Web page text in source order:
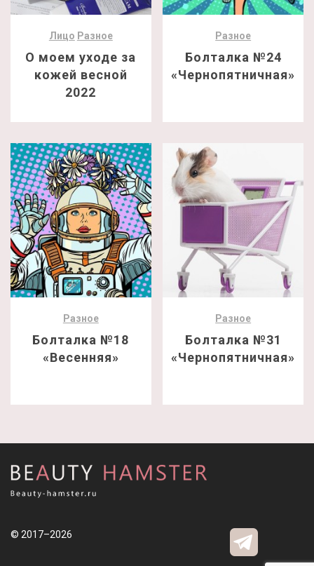
Лицо Разное
О моем уходе за
кожей весной
2022
Разное
Болталка №24
«Чернопятничная»
Разное
Болталка №18
«Весенняя»
Разное
Болталка №31
«Чернопятничная»
© 2017–2026